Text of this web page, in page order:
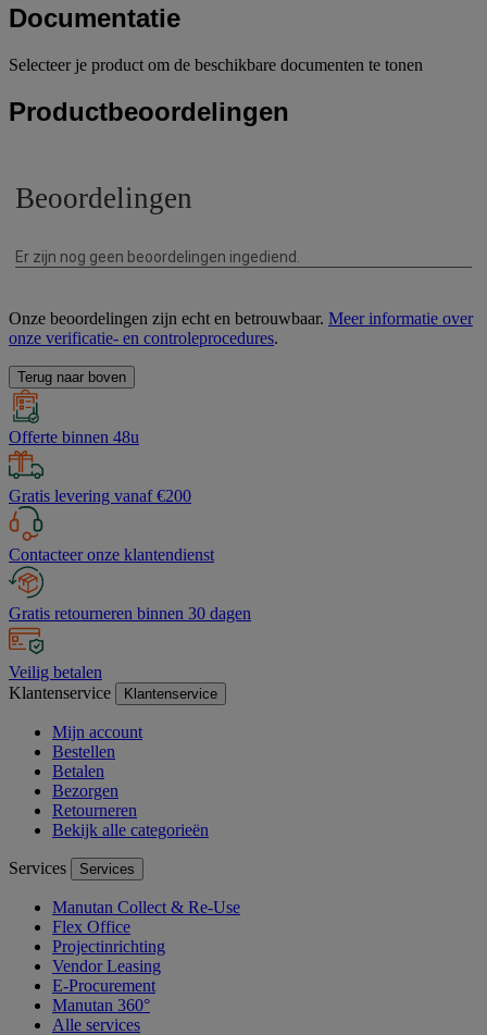
Documentatie
Selecteer je product om de beschikbare documenten te tonen
Productbeoordelingen
Onze beoordelingen zijn echt en betrouwbaar. Meer informatie over
onze verificatie- en controleprocedures.
Terug naar boven
Offerte binnen 48u
Gratis levering vanaf €200
Contacteer onze klantendienst
Gratis retourneren binnen 30 dagen
Veilig betalen
Klantenservice
Klantenservice
Mijn account
Bestellen
Betalen
Bezorgen
Retourneren
Bekijk alle categorieën
Services Services
Manutan Collect & Re-Use
Flex Office
Projectinrichting
Vendor Leasing
E-Procurement
Manutan 360°
Alle services